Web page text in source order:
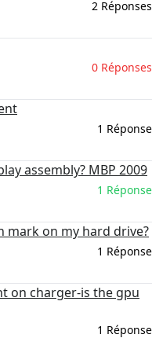
2 Réponses
0 Réponses
1 Réponse
assembly? MBP 2009
1 Réponse
mark on my hard drive?
1 Réponse
on charger-is the gpu
1 Réponse